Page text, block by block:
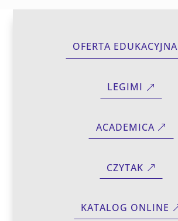
OFERTA EDUKACYJNA
LEGIMI
ACADEMICA
CZYTAK
KATALOG ONLINE